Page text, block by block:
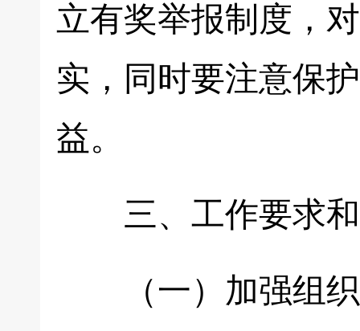
立有奖举报制度，
实，同时要注意保
益。
三、工作要求和
（一）加强组织